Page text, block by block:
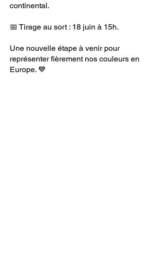
continental.
📅 Tirage au sort : 18 juin à 15h.
Une nouvelle étape à venir pour
représenter fièrement nos couleurs en
Europe. 💙